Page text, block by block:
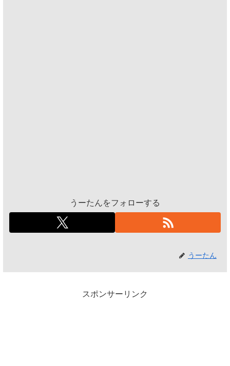
うーたんをフォローする
うーたん
スポンサーリンク